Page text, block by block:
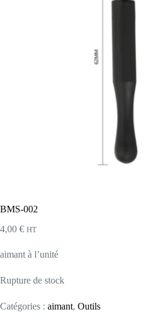
BMS-002
4,00 € HT
aimant à l’unité
Rupture de stock
Catégories : aimant, Outils